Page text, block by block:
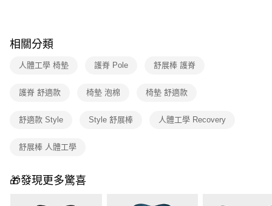
宅配
相關分類
人體工學 椅墊 護脊 Pole 舒展棒 護脊
護脊 舒適款 椅墊 泡棉 椅墊 舒適款
舒適款 Style Style 舒展棒 人體工學 Recovery
舒展棒 人體工學
🎁發現更多驚喜